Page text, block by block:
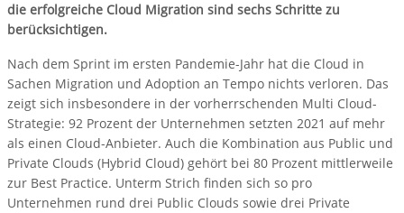
die erfolgreiche Cloud Migration sind sechs Schritte zu
berücksichtigen.
Nach dem Sprint im ersten Pandemie-Jahr hat die Cloud in
Sachen Migration und Adoption an Tempo nichts verloren. Das
zeigt sich insbesondere in der vorherrschenden Multi Cloud-
Strategie: 92 Prozent der Unternehmen setzten 2021 auf mehr
als einen Cloud-Anbieter. Auch die Kombination aus Public und
Private Clouds (Hybrid Cloud) gehört bei 80 Prozent mittlerweile
zur Best Practice. Unterm Strich finden sich so pro
Unternehmen rund drei Public Clouds sowie drei Private